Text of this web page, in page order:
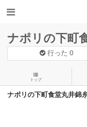
ナポリの下町
行った0
トップ
ナポリの下町食堂丸井錦